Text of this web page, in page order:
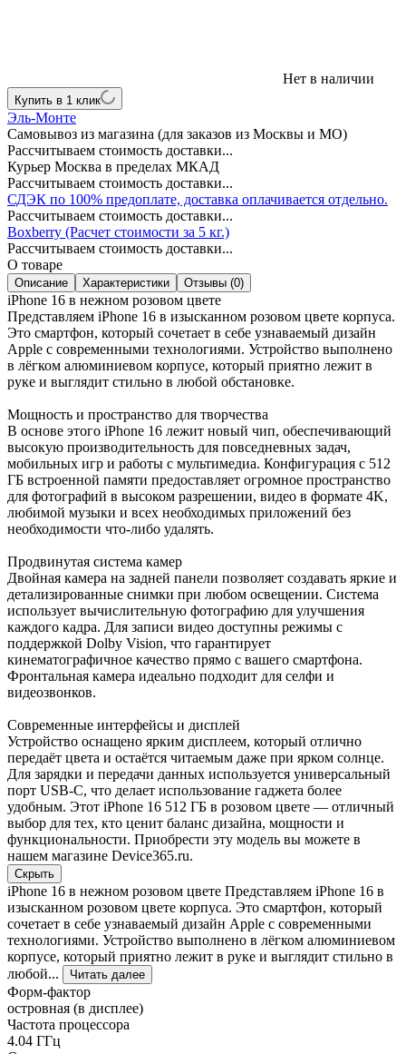
Нет в наличии
Купить в 1 клик
Эль-Монте
Самовывоз из магазина (для заказов из Москвы и МО)
Рассчитываем стоимость доставки...
Курьер Москва в пределах МКАД
Рассчитываем стоимость доставки...
СДЭК по 100% предоплате, доставка оплачивается отдельно.
Рассчитываем стоимость доставки...
Boxberry (Расчет стоимости за 5 кг.)
Рассчитываем стоимость доставки...
О товаре
Описание Характеристики Отзывы (0)
iPhone 16 в нежном розовом цвете
Представляем iPhone 16 в изысканном розовом цвете корпуса.
Это смартфон, который сочетает в себе узнаваемый дизайн
Apple с современными технологиями. Устройство выполнено
в лёгком алюминиевом корпусе, который приятно лежит в
руке и выглядит стильно в любой обстановке.
Мощность и пространство для творчества
В основе этого iPhone 16 лежит новый чип, обеспечивающий
высокую производительность для повседневных задач,
мобильных игр и работы с мультимедиа. Конфигурация с 512
ГБ встроенной памяти предоставляет огромное пространство
для фотографий в высоком разрешении, видео в формате 4K,
любимой музыки и всех необходимых приложений без
необходимости что-либо удалять.
Продвинутая система камер
Двойная камера на задней панели позволяет создавать яркие и
детализированные снимки при любом освещении. Система
использует вычислительную фотографию для улучшения
каждого кадра. Для записи видео доступны режимы с
поддержкой Dolby Vision, что гарантирует
кинематографичное качество прямо с вашего смартфона.
Фронтальная камера идеально подходит для селфи и
видеозвонков.
Современные интерфейсы и дисплей
Устройство оснащено ярким дисплеем, который отлично
передаёт цвета и остаётся читаемым даже при ярком солнце.
Для зарядки и передачи данных используется универсальный
порт USB-C, что делает использование гаджета более
удобным. Этот iPhone 16 512 ГБ в розовом цвете — отличный
выбор для тех, кто ценит баланс дизайна, мощности и
функциональности. Приобрести эту модель вы можете в
нашем магазине Device365.ru.
Скрыть
iPhone 16 в нежном розовом цвете Представляем iPhone 16 в
изысканном розовом цвете корпуса. Это смартфон, который
сочетает в себе узнаваемый дизайн Apple с современными
технологиями. Устройство выполнено в лёгком алюминиевом
корпусе, который приятно лежит в руке и выглядит стильно в
любой...
Читать далее
Форм-фактор
островная (в дисплее)
Частота процессора
4.04 ГГц